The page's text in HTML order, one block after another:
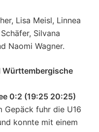
Lisa Meisl, Linnea
Silvana
Naomi Wagner.
Württembergische
0:2 (19:25 20:25)
Gepäck fuhr die U16
konnte mit einem